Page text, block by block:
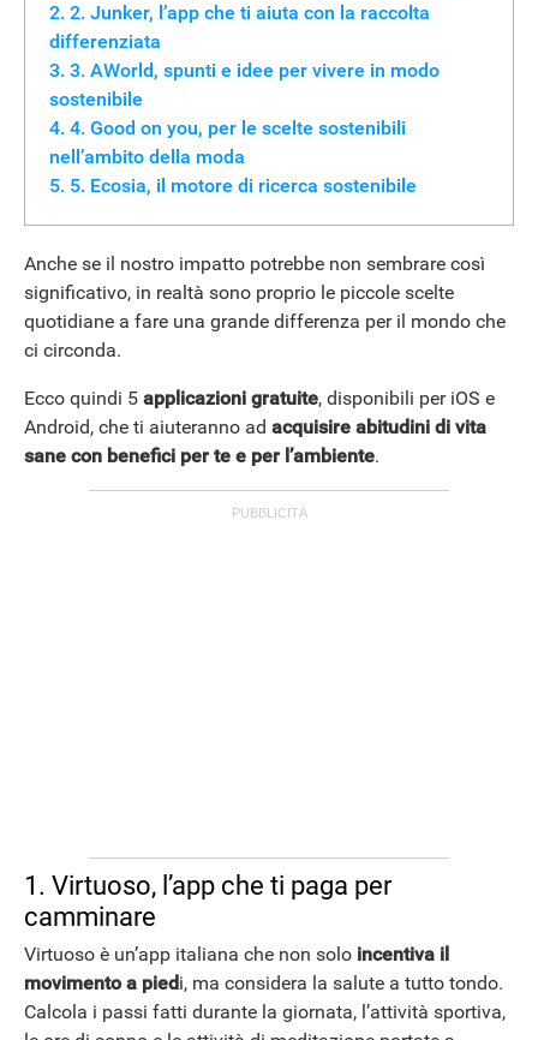
2. Junker, l’app che ti aiuta con la raccolta
differenziata
3. AWorld, spunti e idee per vivere in modo
sostenibile
4. Good on you, per le scelte sostenibili
nell’ambito della moda
5. Ecosia, il motore di ricerca sostenibile
Anche se il nostro impatto potrebbe non sembrare così
significativo, in realtà sono proprio le piccole scelte
quotidiane a fare una grande differenza per il mondo che
ci circonda.
Ecco quindi 5 applicazioni gratuite, disponibili per iOS e
Android, che ti aiuteranno ad acquisire abitudini di vita
sane con benefici per te e per l’ambiente.
1. Virtuoso, l’app che ti paga per
camminare
Virtuoso è un’app italiana che non solo incentiva il
movimento a piedi, ma considera la salute a tutto tondo.
Calcola i passi fatti durante la giornata, l’attività sportiva,